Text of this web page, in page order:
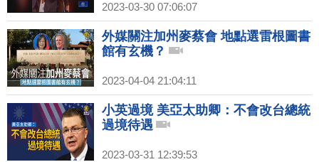
2023-03-30 07:06:07
外媒關注加州麥蔡會 地點選雷根圖書
館有玄機？
2023-04-04 21:04:11
小英過境 美亞太助卿：不會改台總統
過境待遇
2023-03-31 12:39:53